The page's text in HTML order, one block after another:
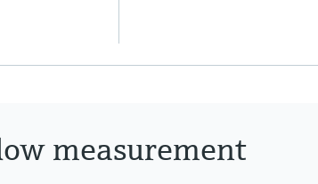
measurement